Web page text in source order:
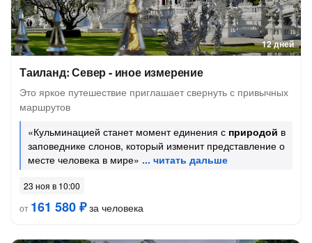
12 дней
Таиланд: Север - иное измерение
Это яркое путешествие приглашает свернуть с привычных
маршрутов
«Кульминацией станет момент единения с природой в
заповеднике слонов, который изменит представление о
месте человека в мире»
23 ноя в 10:00
от 161 580 ₽за человека